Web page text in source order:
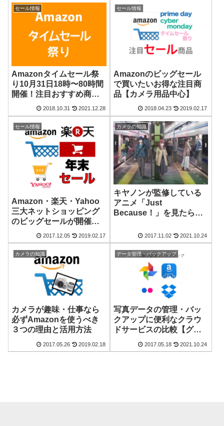
セール情報
Amazonタイムセール祭
り10月31日18時〜80時間
開催！注目おすすめ商品
2018.10.31 2021.12.28
セール情報
Amazonのビッグセール
で買いたいお得な注目商
品【カメラ用品中心】
2018.04.23 2019.02.17
セール情報
Amazon・楽天・Yahoo
三大ネットショッピング
のビッグセールが開催！
カメラ用品を買うチャン
スです
2017.12.05 2019.02.17
カメラの知識
キヤノンが監修している
アニメ「Just
Because！」を見たらす
2017.11.02 2021.10.24
カメラの知識
カメラが趣味・仕事なら
必ずAmazonを使うべき
３つの理由と活用方法
2017.05.26 2019.02.18
データ管理・バックアップ
写真データの管理・バッ
クアップに便利なクラウ
ドサービスの比較【グー
ライムフォト・ドロップ
2017.05.18 2021.10.24